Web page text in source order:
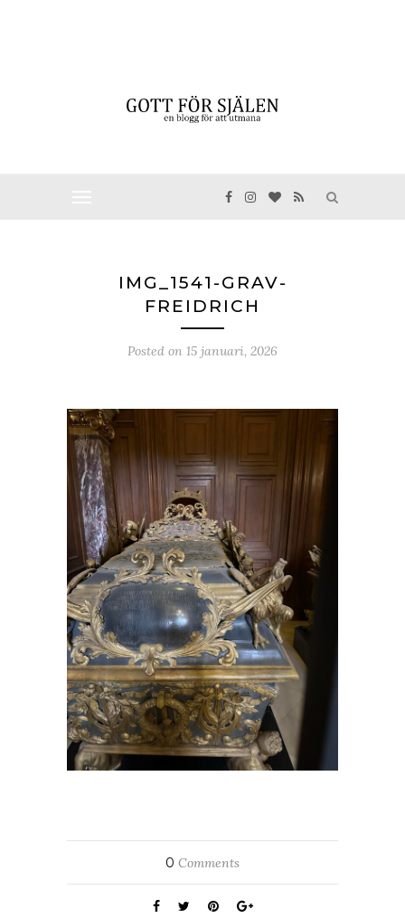
IMG_1541-GRAV-
FREIDRICH
Posted on 15 januari, 2026
0 Comments